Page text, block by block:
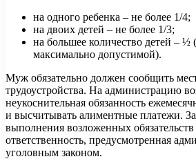
на одного ребенка – не более 1/4;
на двоих детей – не более 1/3;
на большее количество детей – ½
максимально допустимой).
Муж обязательно должен сообщить
трудоустройства. На администрацию
неукоснительная обязанность
и высчитывать алиментные платежи.
выполнения возложенных обязательств
ответственность, предусмотренная
уголовным законом.